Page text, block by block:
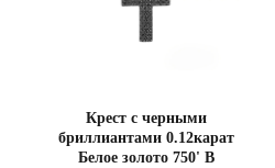
Крест с черными
бриллиантами 0.12карат
Белое золото 750' В